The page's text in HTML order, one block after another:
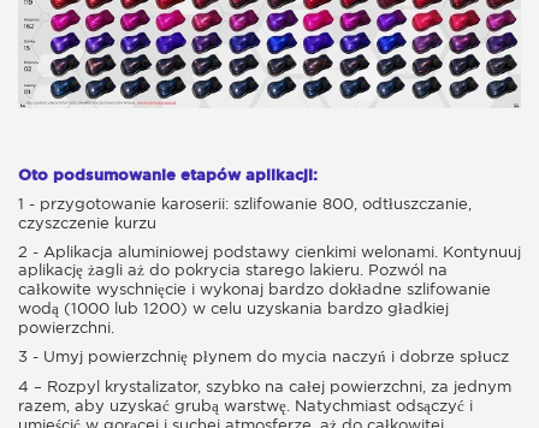
Oto podsumowanie etapów aplikacji:
1 - przygotowanie karoserii: szlifowanie 800, odtłuszczanie,
czyszczenie kurzu
2 - Aplikacja aluminiowej podstawy cienkimi welonami. Kontynuuj
aplikację żagli aż do pokrycia starego lakieru. Pozwól na
całkowite wyschnięcie i wykonaj bardzo dokładne szlifowanie
wodą (1000 lub 1200) w celu uzyskania bardzo gładkiej
powierzchni.
3 - Umyj powierzchnię płynem do mycia naczyń i dobrze spłucz
4 – Rozpyl krystalizator, szybko na całej powierzchni, za jednym
razem, aby uzyskać grubą warstwę. Natychmiast odsączyć i